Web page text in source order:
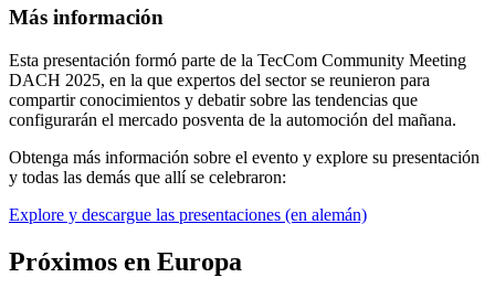
Más información
Esta presentación formó parte de la TecCom Community Meeting
DACH 2025, en la que expertos del sector se reunieron para
compartir conocimientos y debatir sobre las tendencias que
configurarán el mercado posventa de la automoción del mañana.
Obtenga más información sobre el evento y explore su presentación
y todas las demás que allí se celebraron:
Explore y descargue las presentaciones (en alemán)
Próximos en Europa